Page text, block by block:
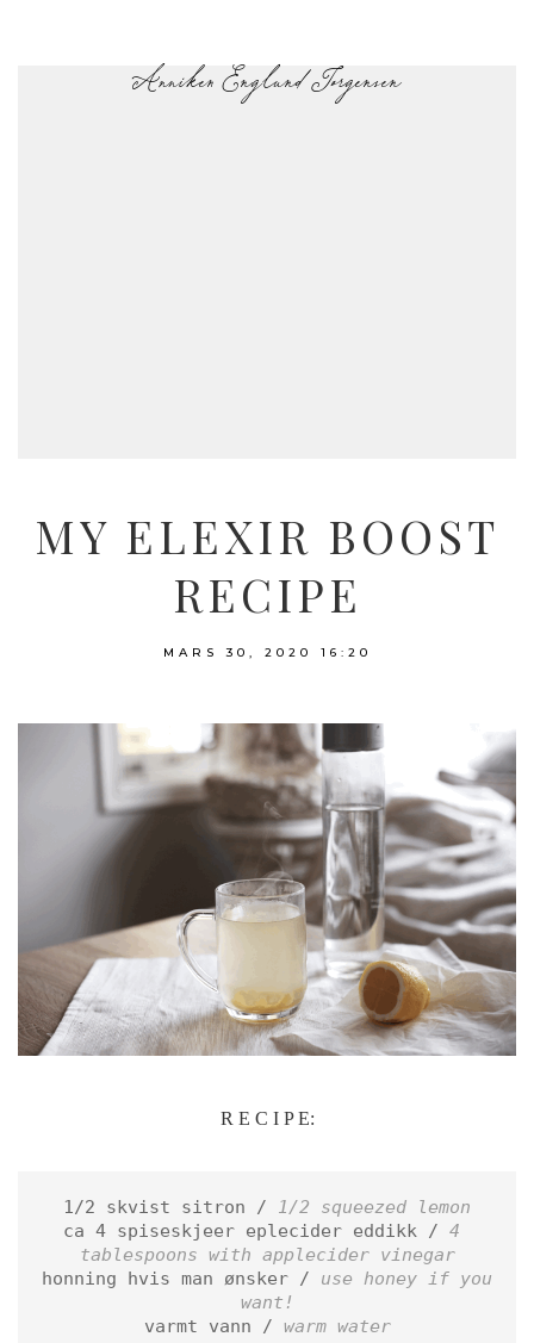
MY ELEXIR BOOST
RECIPE
MARS 30, 2020 16:20
R E C I P E:
1/2 skvist sitron / 1/2 squeezed lemon
ca 4 spiseskjeer eplecider eddikk / 4
tablespoons with applecider vinegar
honning hvis man ønsker / use honey if you
want!
varmt vann /
warm water